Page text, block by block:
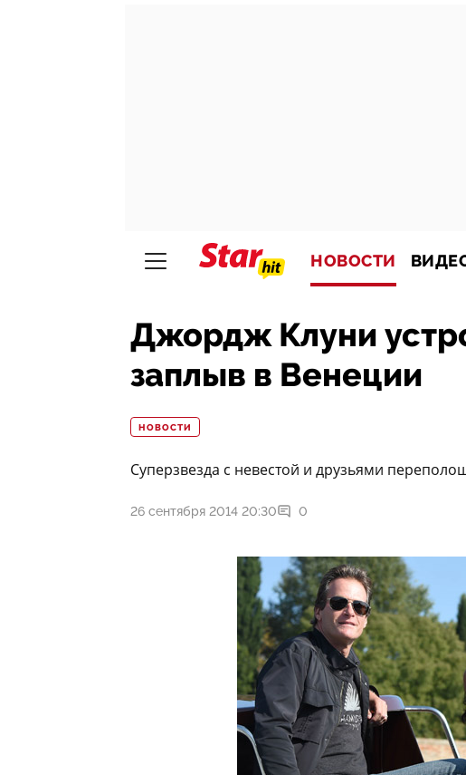
НОВОСТИ
Джордж Клуни
заплыв в Венеции
НОВОСТИ
Суперзвезда с невестой и друзьями
26 сентября 2014 20:30 0